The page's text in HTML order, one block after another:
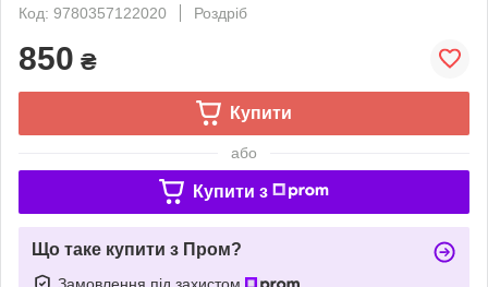
Код: 9780357122020
Роздріб
850 ₴
Купити
або
Купити з
Що таке купити з Пром?
Замовлення під захистом